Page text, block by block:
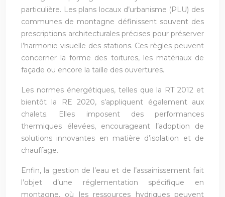
particulière. Les plans locaux d’urbanisme (PLU) des
communes de montagne définissent souvent des
prescriptions architecturales précises pour préserver
l’harmonie visuelle des stations. Ces règles peuvent
concerner la forme des toitures, les matériaux de
façade ou encore la taille des ouvertures.
Les normes énergétiques, telles que la RT 2012 et
bientôt la RE 2020, s’appliquent également aux
chalets. Elles imposent des performances
thermiques élevées, encourageant l’adoption de
solutions innovantes en matière d’isolation et de
chauffage.
Enfin, la gestion de l’eau et de l’assainissement fait
l’objet d’une réglementation spécifique en
montagne, où les ressources hydriques peuvent